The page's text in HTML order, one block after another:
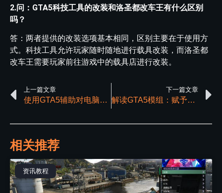
2.问：GTA5科技工具的改装和洛圣都改车王有什么区别
吗？
答：两者提供的改装选项基本相同，区别主要在于使用方
式。科技工具允许玩家随时随地进行载具改装，而洛圣都
改车王需要玩家前往游戏中的载具店进行改装。
上一篇文章
使用GTA5辅助对电脑有哪些要求？
下一篇文章
解读GTA5模组：赋予游戏无限可能与乐趣
相关推荐
资讯教程